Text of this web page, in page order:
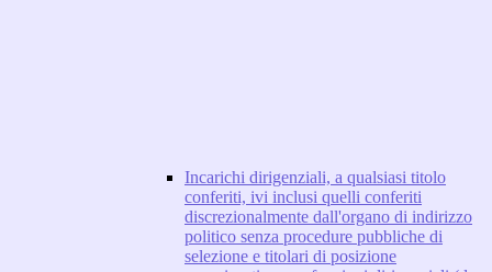
Incarichi dirigenziali, a qualsiasi titolo
conferiti, ivi inclusi quelli conferiti
discrezionalmente dall'organo di indirizzo
politico senza procedure pubbliche di
selezione e titolari di posizione